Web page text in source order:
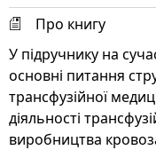
Про книгу
У підручнику на
основні питання
трансфузійної
діяльності
виробництва